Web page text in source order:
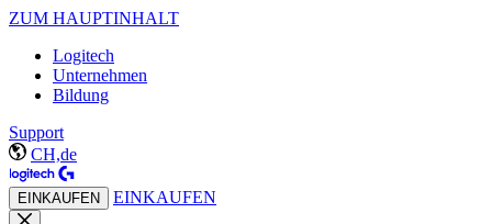
ZUM HAUPTINHALT
Logitech
Unternehmen
Bildung
Support
CH,de
EINKAUFEN EINKAUFEN